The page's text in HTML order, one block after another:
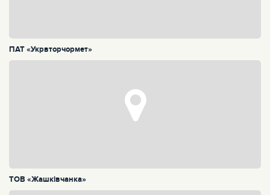
ПАТ «Укрвторчормет»
ТОВ «Жашківчанка»